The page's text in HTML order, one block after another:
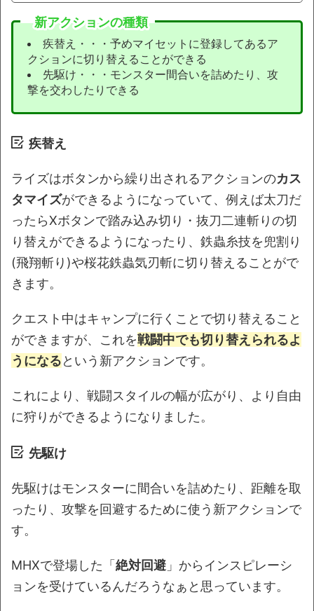
新アクションの種類
疾替え・・・予めマイセットに登録してあるア
クションに切り替えることができる
先駆け・・・モンスター間合いを詰めたり、攻
撃を交わしたりできる
疾替え
ライズはボタンから繰り出されるアクションのカス
タマイズができるようになっていて、例えば太刀だ
ったらXボタンで踏み込み切り・抜刀二連斬りの切
り替えができるようになったり、鉄蟲糸技を兜割り
(飛翔斬り)や桜花鉄蟲気刃斬に切り替えることがで
きます。
クエスト中はキャンプに行くことで切り替えること
ができますが、これを戦闘中でも切り替えられるよ
うになるという新アクションです。
これにより、戦闘スタイルの幅が広がり、より自由
に狩りができるようになりました。
先駆け
先駆けはモンスターに間合いを詰めたり、距離を取
ったり、攻撃を回避するために使う新アクションで
す。
MHXで登場した「絶対回避 」からインスピレーシ
ョンを受けているんだろうなぁと思っています。